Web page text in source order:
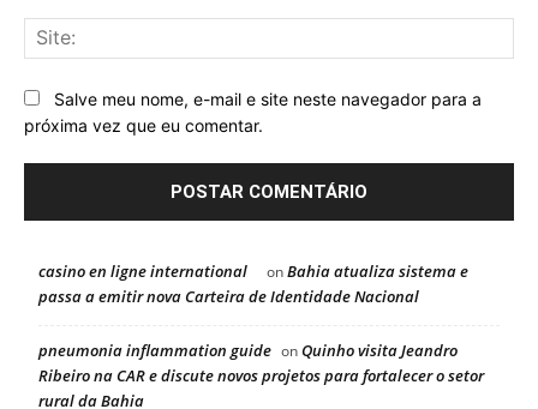
Salve meu nome, e-mail e site neste navegador para a
próxima vez que eu comentar.
casino en ligne international onBahia atualiza sistema e
passa a emitir nova Carteira de Identidade Nacional
pneumonia inflammation guide onQuinho visita Jeandro
Ribeiro na CAR e discute novos projetos para fortalecer o setor
rural da Bahia